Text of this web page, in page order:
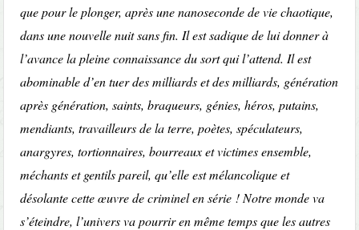
que pour le plonger, après une nanoseconde de vie chaotique,
dans une nouvelle nuit sans fin. Il est sadique de lui donner à
l’avance la pleine connaissance du sort qui l’attend. Il est
abominable d’en tuer des milliards et des milliards, génération
après génération, saints, braqueurs, génies, héros, putains,
mendiants, travailleurs de la terre, poètes, spéculateurs,
anargyres, tortionnaires, bourreaux et victimes ensemble,
méchants et gentils pareil, qu’elle est mélancolique et
désolante cette œuvre de criminel en série ! Notre monde va
s’éteindre, l’univers va pourrir en même temps que les autres